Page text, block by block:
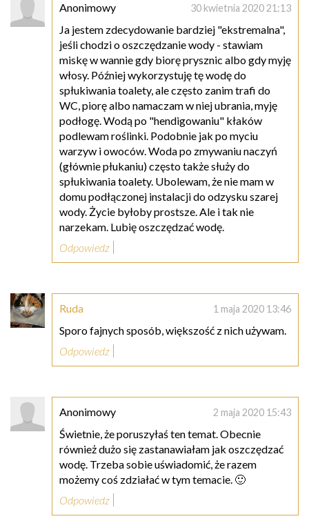
Anonimowy 30 kwietnia 2020 21:13
Ja jestem zdecydowanie bardziej "ekstremalna",
jeśli chodzi o oszczędzanie wody - stawiam
miskę w wannie gdy biorę prysznic albo gdy myję
włosy. Później wykorzystuję tę wodę do
spłukiwania toalety, ale często zanim trafi do
WC, piorę albo namaczam w niej ubrania, myję
podłogę. Wodą po "hendigowaniu" kłaków
podlewam roślinki. Podobnie jak po myciu
warzyw i owoców. Woda po zmywaniu naczyń
(głównie płukaniu) często także służy do
spłukiwania toalety. Ubolewam, że nie mam w
domu podłączonej instalacji do odzysku szarej
wody. Życie byłoby prostsze. Ale i tak nie
narzekam. Lubię oszczędzać wodę.
Odpowiedz
Ruda 1 maja 2020 13:46
Sporo fajnych sposób, większość z nich używam.
Odpowiedz
Anonimowy 2 maja 2020 15:43
Świetnie, że poruszyłaś ten temat. Obecnie
również dużo się zastanawiałam jak oszczędzać
wodę. Trzeba sobie uświadomić, że razem
możemy coś zdziałać w tym temacie. 🙂
Odpowiedz